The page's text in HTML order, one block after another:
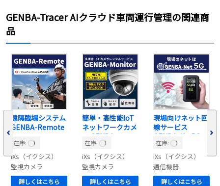
GENBA-Tracer AIクラウド車両運行管理の関連商
品
遠隔臨場システム
GENBA-Remote
在庫:
iXs（イクシス）
監視カメラ
詳しくはこちら
簡単・高性能IoT
ネットワークカメ
ラ GENBA-
Monitor
在庫:
iXs（イクシス）
監視カメラ
詳しくはこちら
現場向けネット回
線サービス
GENBA-Net5G
在庫:
iXs（イクシス）
通信機器
詳しくはこちら